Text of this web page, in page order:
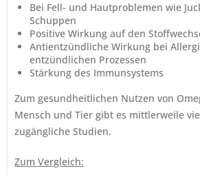
Bei Fell- und Hautproblemen wie
Schuppen
Positive Wirkung auf den
Antientzündliche Wirkung bei
entzündlichen Prozessen
Stärkung des Immunsystems
Zum gesundheitlichen Nutzen von
Mensch und Tier gibt es mittlerweile
zugängliche Studien.
Zum Vergleich: